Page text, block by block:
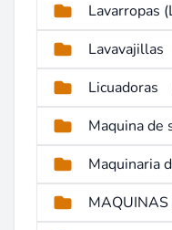
Lavarropas
Lavavajillas
Licuadoras
Maquina de
MAQUINAS